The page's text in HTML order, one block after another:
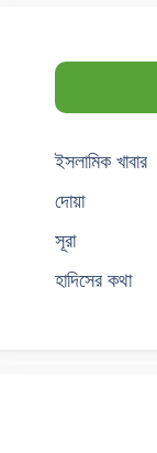
ইসলামিক খাবার
দোয়া
সূরা
হাদিসের কথা